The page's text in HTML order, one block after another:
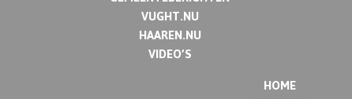
VUGHT.NU
HAAREN.NU
VIDEO’S
HOME